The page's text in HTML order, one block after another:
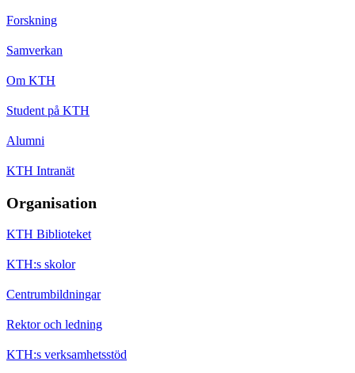
Forskning
Samverkan
Om KTH
Student på KTH
Alumni
KTH Intranät
Organisation
KTH Biblioteket
KTH:s skolor
Centrumbildningar
Rektor och ledning
KTH:s verksamhetsstöd